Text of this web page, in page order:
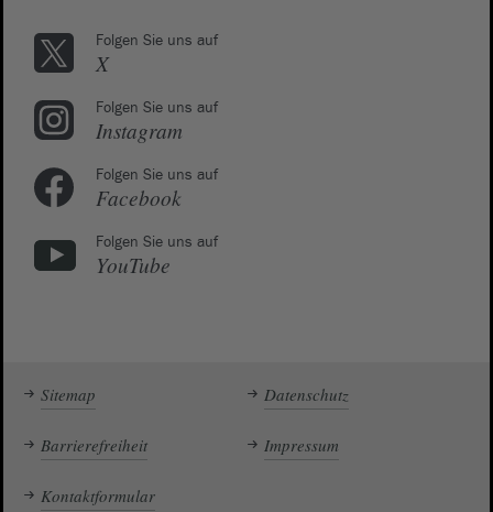
Folgen Sie uns auf
X
Folgen Sie uns auf
Instagram
Folgen Sie uns auf
Facebook
Folgen Sie uns auf
YouTube
Sitemap Datenschutz
Barrierefreiheit Impressum
Kontaktformular